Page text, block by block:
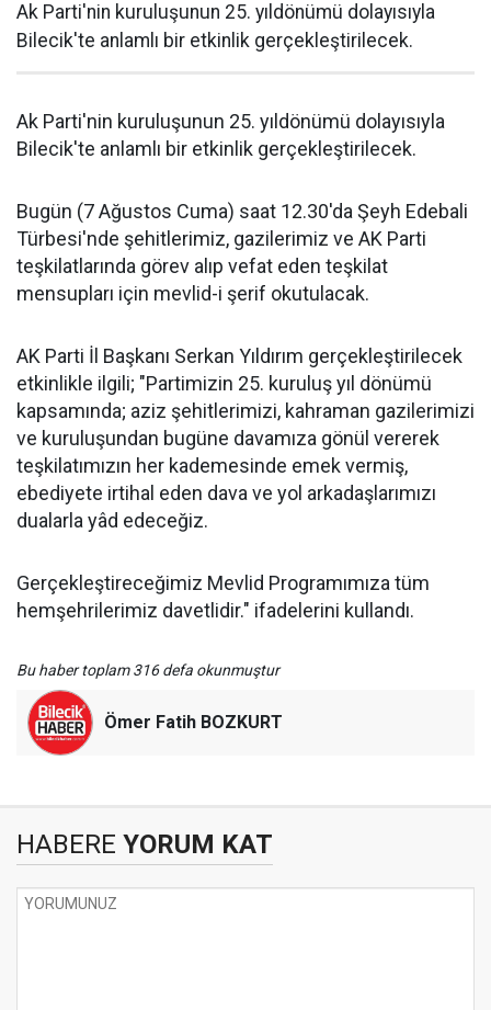
Ak Parti'nin kuruluşunun 25. yıldönümü dolayısıyla
Bilecik'te anlamlı bir etkinlik gerçekleştirilecek.
Ak Parti'nin kuruluşunun 25. yıldönümü dolayısıyla
Bilecik'te anlamlı bir etkinlik gerçekleştirilecek.
Bugün (7 Ağustos Cuma) saat 12.30'da Şeyh Edebali
Türbesi'nde şehitlerimiz, gazilerimiz ve AK Parti
teşkilatlarında görev alıp vefat eden teşkilat
mensupları için mevlid-i şerif okutulacak.
AK Parti İl Başkanı Serkan Yıldırım gerçekleştirilecek
etkinlikle ilgili; "Partimizin 25. kuruluş yıl dönümü
kapsamında; aziz şehitlerimizi, kahraman gazilerimizi
ve kuruluşundan bugüne davamıza gönül vererek
teşkilatımızın her kademesinde emek vermiş,
ebediyete irtihal eden dava ve yol arkadaşlarımızı
dualarla yâd edeceğiz.
Gerçekleştireceğimiz Mevlid Programımıza tüm
hemşehrilerimiz davetlidir." ifadelerini kullandı.
Bu haber toplam 316 defa okunmuştur
Ömer Fatih BOZKURT
HABERE YORUM KAT